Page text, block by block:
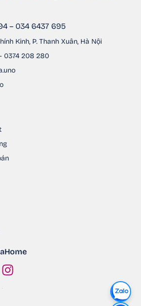
– 034 6437 695
Kinh, P. Thanh Xuân, Hà Nội
0374 208 280